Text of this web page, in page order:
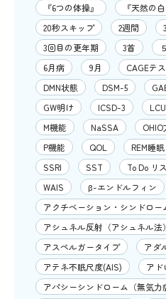
『6つの体操』
『天然の
20秒スキップ
2週間
3回目の更年期
3首
6月病
9月 CAGEテ
DMN状態
DSM-5
GW明け
ICSD-3
M機能
NaSSA
P機能
QOL REM睡眠
SSRI
SST To Do リ
WAIS
β-エンドルフィン
アクチベーション・シンドロー
アシュネル反射（アシュネル法）
アスペルガータイプ
アダ
アテネ不眠尺度(AIS)
アド
アパシーシンドローム（無気力